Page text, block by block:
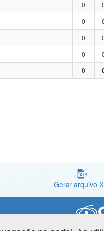
0 0
0 0
0 0
0 0
0
Gerar arquivo